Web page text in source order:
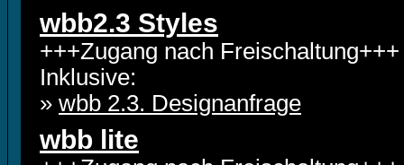
wbb2.3 Styles
+++Zugang nach Freischaltung+++
Inklusive:
» wbb 2.3. Designanfrage
wbb lite